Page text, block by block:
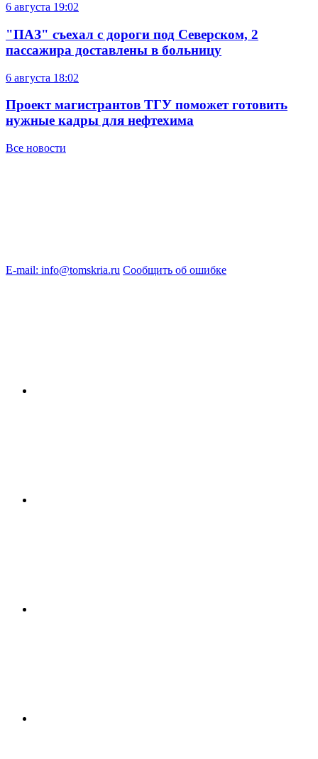
6 августа 19:02
"ПАЗ" съехал с дороги под Северском, 2
пассажира доставлены в больницу
6 августа 18:02
Проект магистрантов ТГУ поможет готовить
нужные кадры для нефтехима
Все новости
E-mail: info@tomskria.ru Сообщить об ошибке